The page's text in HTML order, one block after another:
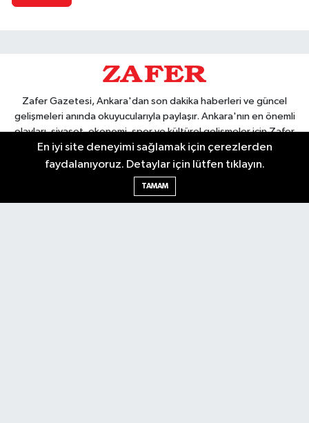
Zafer Gazetesi, Ankara'dan son dakika haberleri ve güncel
gelişmeleri anında okuyucularıyla paylaşır. Ankara'nın en önemli
olayları, siyaset, ekonomi, spor ve kültürel gelişmeler için Zafer
Gazetesi'ni takip edin. Başkentin güvendiği haber kaynağı.
En iyi site deneyimi sağlamak için çerezlerden
faydalanıyoruz. Detaylar için lütfen tıklayın.
TAMAM